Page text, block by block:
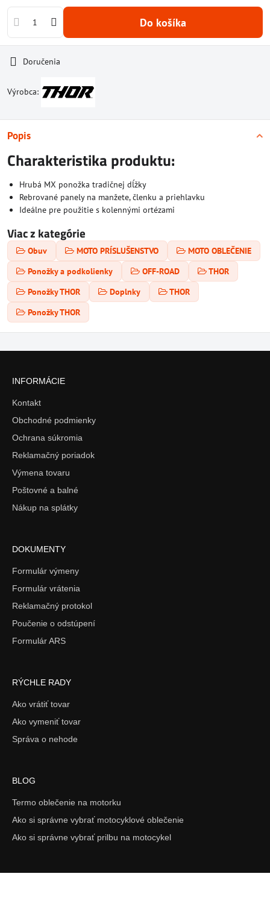
Do košíka
Doručenia
Výrobca:
Popis
Charakteristika produktu:
Hrubá MX ponožka tradičnej dĺžky
Rebrované panely na manžete, členku a priehlavku
Ideálne pre použitie s kolennými ortézami
Viac z kategórie
Obuv MOTO PRÍSLUŠENSTVO
MOTO OBLEČENIE
Ponožky a podkolienky
OFF-ROAD
THOR
Ponožky THOR
Doplnky
THOR
Ponožky THOR
INFORMÁCIE
Kontakt
Obchodné podmienky
Ochrana súkromia
Reklamačný poriadok
Výmena tovaru
Poštovné a balné
Nákup na splátky
DOKUMENTY
Formulár výmeny
Formulár vrátenia
Reklamačný protokol
Poučenie o odstúpení
Formulár ARS
RÝCHLE RADY
Ako vrátiť tovar
Ako vymeniť tovar
Správa o nehode
BLOG
Termo oblečenie na motorku
Ako si správne vybrať motocyklové oblečenie
Ako si správne vybrať prilbu na motocykel